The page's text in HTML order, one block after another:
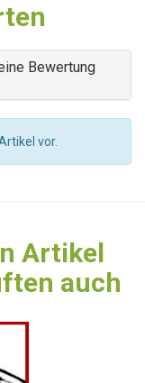
Bewertung
vor.
Artikel
auch